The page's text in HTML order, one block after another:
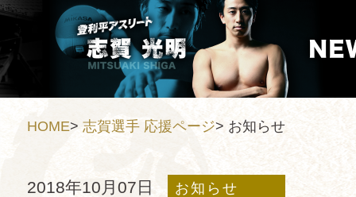
HOME> 志賀選手 応援ページ> お知らせ
2018年10月07日 お知らせ